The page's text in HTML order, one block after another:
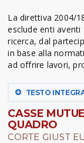
La direttiva 2004/
esclude enti
ricerca, dal
in base alla
ad offrire lavori,
TESTO
CASSE
QUADRO
CORTE GIUST